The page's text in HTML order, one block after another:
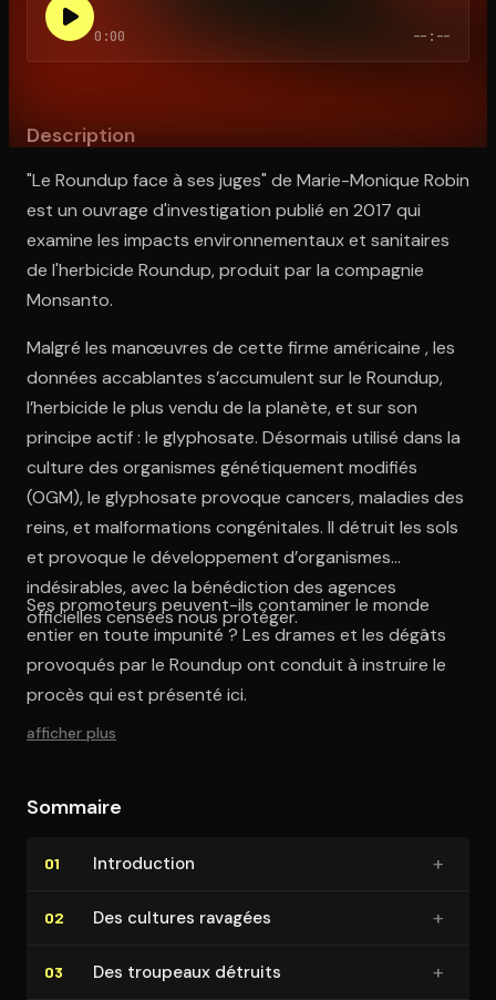
0:00 --:--
Description
"Le Roundup face à ses juges" de Marie-Monique Robin
est un ouvrage d'investigation publié en 2017 qui
examine les impacts environnementaux et sanitaires
de l'herbicide Roundup, produit par la compagnie
Monsanto.
Malgré les manœuvres de cette firme américaine , les
données accablantes s’accumulent sur le Roundup,
l’herbicide le plus vendu de la planète, et sur son
principe actif : le glyphosate. Désormais utilisé dans la
culture des organismes génétiquement modifiés
(OGM), le glyphosate provoque cancers, maladies des
reins, et malformations congénitales. Il détruit les sols
et provoque le développement d’organismes
indésirables, avec la bénédiction des agences
officielles censées nous protéger.
Ses promoteurs peuvent-ils contaminer le monde
entier en toute impunité ? Les drames et les dégâts
provoqués par le Roundup ont conduit à instruire le
procès qui est présenté ici.
afficher plus
Sommaire
01 In­tro­duc­tion +
02 Des cultures ravagées +
03 Des troupeaux détruits +